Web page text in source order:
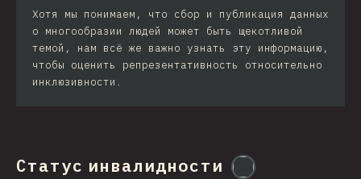
Хотя мы понимаем, что сбор и публикация данных
о многообразии людей может быть щекотливой
темой, нам всё же важно узнать эту информацию,
чтобы оценить репрезентативность относительно
инклюзивности.
Статус инвалидности